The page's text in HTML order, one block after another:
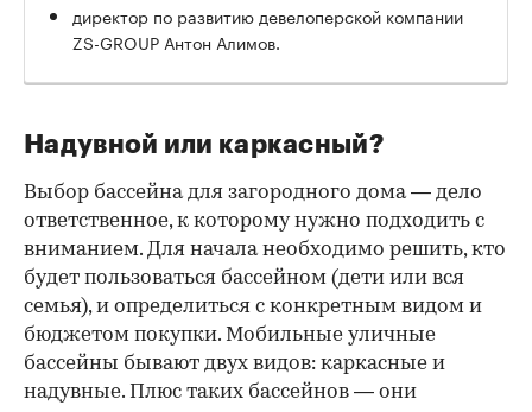
директор по развитию девелоперской компании
ZS-GROUP Антон Алимов.
Надувной или каркасный?
Выбор бассейна для загородного дома — дело
ответственное, к которому нужно подходить с
вниманием. Для начала необходимо решить, кто
будет пользоваться бассейном (дети или вся
семья), и определиться с конкретным видом и
бюджетом покупки. Мобильные уличные
бассейны бывают двух видов: каркасные и
надувные. Плюс таких бассейнов — они